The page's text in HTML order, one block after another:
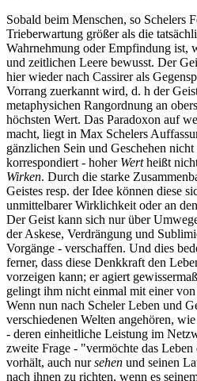
Sobald beim Menschen, so Schelers
Trieberwartung größer als die
Wahrnehmung oder Empfindung ist,
und zeitlichen Leere bewusst. Der
hier wieder nach Cassirer als
Vorrang zuerkannt wird, d. h der
metaphysichen Rangordnung an
höchsten Wert. Das Paradoxon auf
macht, liegt in Max Schelers
gänzlichen Sein und Geschehen
korrespondiert - hoher Wertheißt
Wirken. Durch die starke
Geistes resp. der Idee können diese
unmittelbarer Wirklichkeit oder an
Der Geist kann sich nur über
der Askese, Verdrängung und
Vorgänge - verschaffen. Und dies
ferner, dass diese Denkkraft den
vorzeigen kann; er agiert
gelingt ihm nicht einmal mit einer
Wenn nun nach Scheler Leben und
verschiedenen Welten angehören,
- deren einheitliche Leistung im
zweite Frage - "vermöchte das
vorhält, auch nursehen und seinen
nach ihnen zu richten, wenn es